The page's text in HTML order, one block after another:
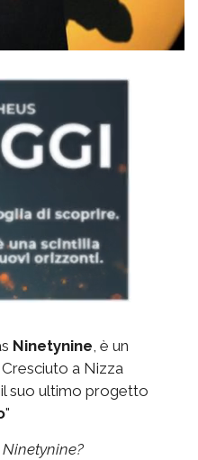
Ninetynine, è un
a Nizza
suo ultimo progetto
"